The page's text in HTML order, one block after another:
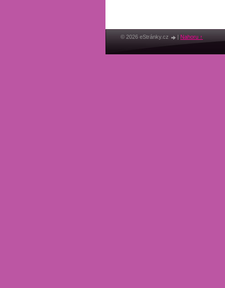
© 2026 eStránky.cz | Nahoru ↑